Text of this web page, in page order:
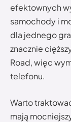
efektownych
samochody i
dla jednego
znacznie
Road, więc
telefonu.
Warto
mają